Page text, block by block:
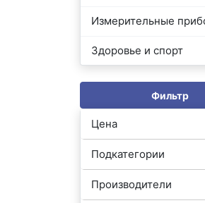
Измерительные
Здоровье и спорт
Фильтр
Цена
Подкатегории
Производители